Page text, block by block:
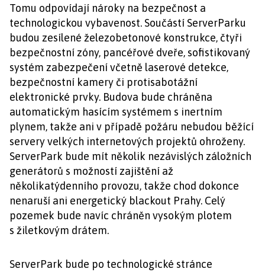
Tomu odpovídají nároky na bezpečnost a
technologickou vybavenost. Součástí ServerParku
budou zesílené železobetonové konstrukce, čtyři
bezpečnostní zóny, pancéřové dveře, sofistikovaný
systém zabezpečení včetně laserové detekce,
bezpečnostní kamery či protisabotážní
elektronické prvky. Budova bude chráněna
automatickým hasícím systémem s inertním
plynem, takže ani v případě požáru nebudou běžící
servery velkých internetových projektů ohroženy.
ServerPark bude mít několik nezávislých záložních
generátorů s možností zajištění až
několikatýdenního provozu, takže chod dokonce
nenaruší ani energetický blackout Prahy. Celý
pozemek bude navíc chráněn vysokým plotem
s žiletkovým drátem.
ServerPark bude po technologické stránce